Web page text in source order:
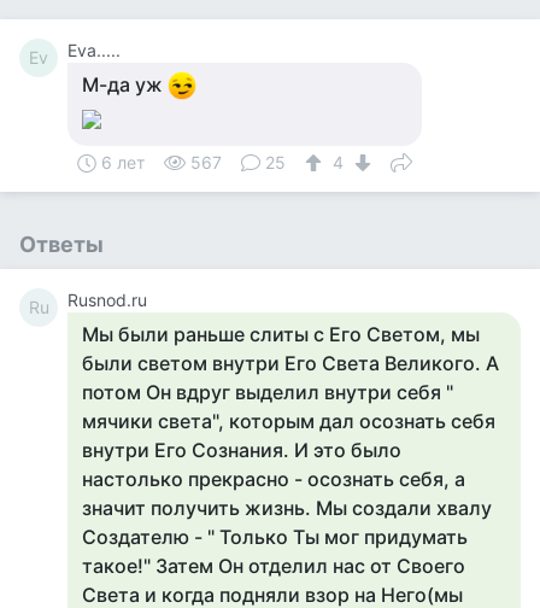
Ev Eva.....
М-да уж
6 лет 567 25 4
Ответы
Ru Rusnod.ru
Мы были раньше слиты с Его Светом, мы
были светом внутри Его Света Великого. А
потом Он вдруг выделил внутри себя "
мячики света", которым дал осознать себя
внутри Его Сознания. И это было
настолько прекрасно - осознать себя, а
значит получить жизнь. Мы создали хвалу
Создателю - " Только Ты мог придумать
такое!" Затем Он отделил нас от Своего
Света и когда подняли взор на Него(мы